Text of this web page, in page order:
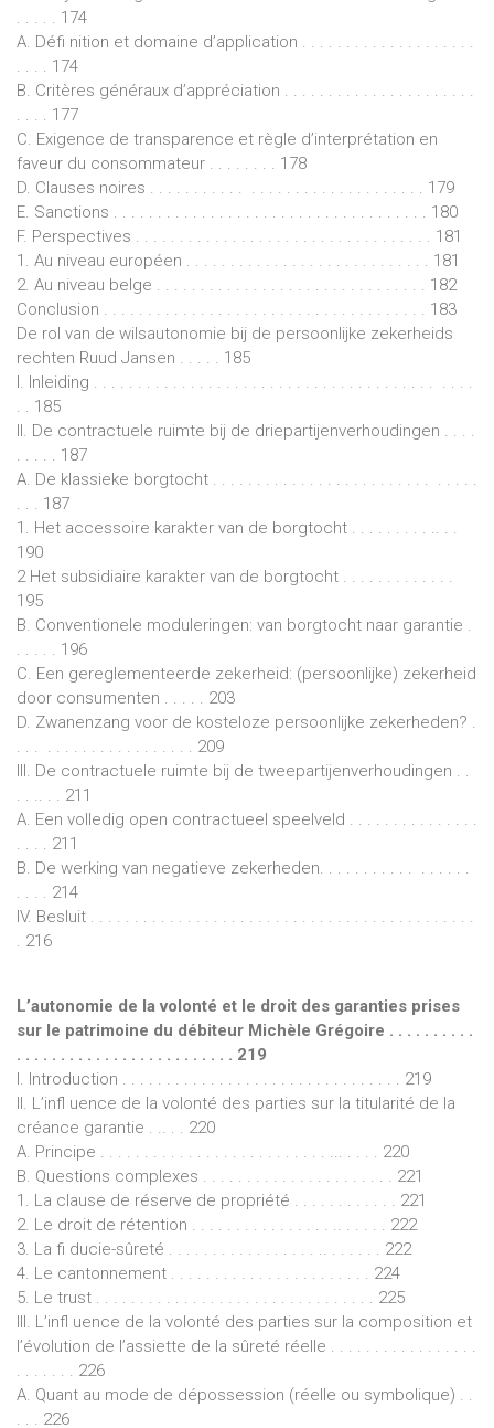
. . . . . 174
A. Défi nition et domaine d’application . . . . . . . . . . . . . . . . . . . .
. . . . 174
B. Critères généraux d’appréciation . . . . . . . . . . . . . . . . . . . . . .
. . . . 177
C. Exigence de transparence et règle d’interprétation en
faveur du consommateur . . . . . . . . 178
D. Clauses noires . . . . . . . . . . . . . . . . . . . . . . . . . . . . . . . 179
E. Sanctions . . . . . . . . . . . . . . . . . . . . . . . . . . . . . . . . . . . . 180
F. Perspectives . . . . . . . . . . . . . . . . . . . . . . . . . . . . . . . . . . 181
1. Au niveau européen . . . . . . . . . . . . . . . . . . . . . . . . . . . . 181
2. Au niveau belge . . . . . . . . . . . . . . . . . . . . . . . . . . . . . . . 182
Conclusion . . . . . . . . . . . . . . . . . . . . . . . . . . . . . . . . . . . . . 183
De rol van de wilsautonomie bij de persoonlijke zekerheids
rechten Ruud Jansen . . . . . 185
I. Inleiding . . . . . . . . . . . . . . . . . . . . . . . . . . . . . . . . . . . . . . . . . . .
. . 185
II. De contractuele ruimte bij de driepartijenverhoudingen . . . .
. . . . . 187
A. De klassieke borgtocht . . . . . . . . . . . . . . . . . . . . . . . . . . . . . .
. . . 187
1. Het accessoire karakter van de borgtocht . . . . . . . . . .. . .
190
2 Het subsidiaire karakter van de borgtocht . . . . . . . . . . . . .
195
B. Conventionele moduleringen: van borgtocht naar garantie .
. . . . . 196
C. Een gereglementeerde zekerheid: (persoonlijke) zekerheid
door consumenten . . . . . 203
D. Zwanenzang voor de kosteloze persoonlijke zekerheden? .
. . . . . . . . . . . . . . . . . . . . 209
III. De contractuele ruimte bij de tweepartijenverhoudingen . .
. . .. . . 211
A. Een volledig open contractueel speelveld . . . . . . . . . . . . . . .
. . . . 211
B. De werking van negatieve zekerheden. . . . . . . . . . . . . . . . .
. . . . 214
IV. Besluit . . . . . . . . . . . . . . . . . . . . . . . . . . . . . . . . . . . . . . . . . . . .
. 216
L’autonomie de la volonté et le droit des garanties prises
sur le patrimoine du débiteur Michèle Grégoire . . . . . . . . . .
. . . . . . . . . . . . . . . . . . . . . . . . . 219
I. Introduction . . . . . . . . . . . . . . . . . . . . . . . . . . . . . . . . 219
II. L’infl uence de la volonté des parties sur la titularité de la
créance garantie . .. . . 220
A. Principe . . . . . . . . . . . . . . . . . . . . . . . . . . ... . . . . 220
B. Questions complexes . . . . . . . . . . . . . . . . . . . . . . 221
1. La clause de réserve de propriété . . . . . . . . . . . . 221
2. Le droit de rétention . . . . . . . . . . . . . . . . .. . . . . . 222
3. La fi ducie-sûreté . . . . . . . . . . . . . . . . . .. . . . . . . 222
4. Le cantonnement . . . . . . . . . . . . . . . . . . . . . . . 224
5. Le trust . . . . . . . . . . . . . . . . . . . . . . . . . . . . . . . . 225
III. L’infl uence de la volonté des parties sur la composition et
l’évolution de l’assiette de la sûreté réelle . . . . . . . . . . . . . . . . .
. . . . . . . 226
A. Quant au mode de dépossession (réelle ou symbolique) . .
. . . 226